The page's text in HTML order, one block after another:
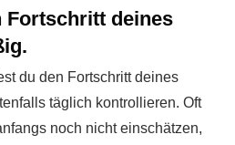
Fortschritt deines
du den Fortschritt deines
täglich kontrollieren. Oft
noch nicht einschätzen,